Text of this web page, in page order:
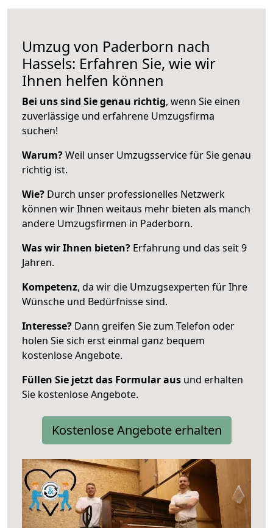
Umzug von Paderborn nach
Hassels: Erfahren Sie, wie wir
Ihnen helfen können
Bei uns sind Sie genau richtig, wenn Sie einen
zuverlässige und erfahrene Umzugsfirma
suchen!
Warum?Weil unser Umzugsservice für Sie genau
richtig ist.
Wie? Durch unser professionelles Netzwerk
können wir Ihnen weitaus mehr bieten als manch
andere Umzugsfirmen in Paderborn.
Was wir Ihnen bieten? Erfahrung und das seit 9
Jahren.
Kompetenz, da wir die Umzugsexperten für Ihre
Wünsche und Bedürfnisse sind.
Interesse? Dann greifen Sie zum Telefon oder
holen Sie sich erst einmal ganz bequem
kostenlose Angebote.
Füllen Sie jetzt das Formular aus und erhalten
Sie kostenlose Angebote.
Kostenlose Angebote erhalten